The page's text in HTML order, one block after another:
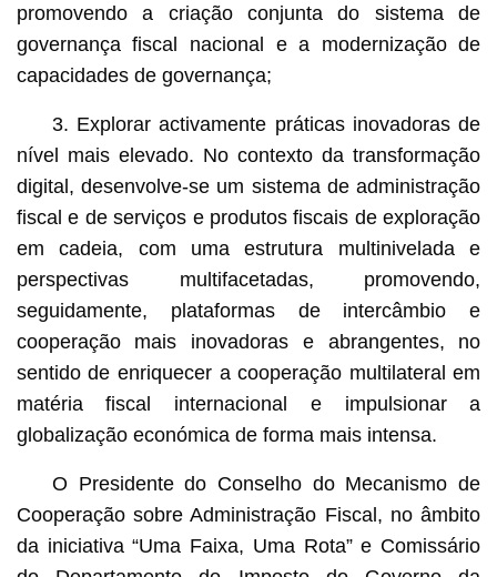
promovendo a criação conjunta do sistema de
governança fiscal nacional e a modernização de
capacidades de governança;
3. Explorar activamente práticas inovadoras de
nível mais elevado. No contexto da transformação
digital, desenvolve-se um sistema de administração
fiscal e de serviços e produtos fiscais de exploração
em cadeia, com uma estrutura multinivelada e
perspectivas multifacetadas, promovendo,
seguidamente, plataformas de intercâmbio e
cooperação mais inovadoras e abrangentes, no
sentido de enriquecer a cooperação multilateral em
matéria fiscal internacional e impulsionar a
globalização económica de forma mais intensa.
O Presidente do Conselho do Mecanismo de
Cooperação sobre Administração Fiscal, no âmbito
da iniciativa “Uma Faixa, Uma Rota” e Comissário